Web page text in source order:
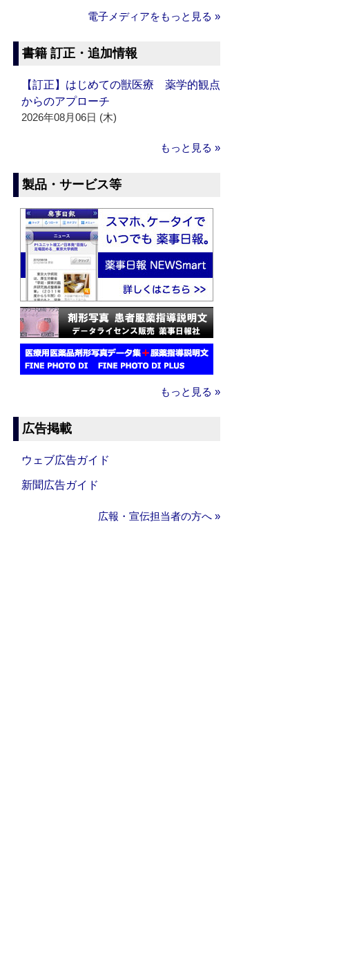
電子メディアをもっと見る »
書籍 訂正・追加情報
【訂正】はじめての獣医療 薬学的観点
からのアプローチ
2026年08月06日 (木)
もっと見る »
製品・サービス等
もっと見る »
広告掲載
ウェブ広告ガイド
新聞広告ガイド
広報・宣伝担当者の方へ »